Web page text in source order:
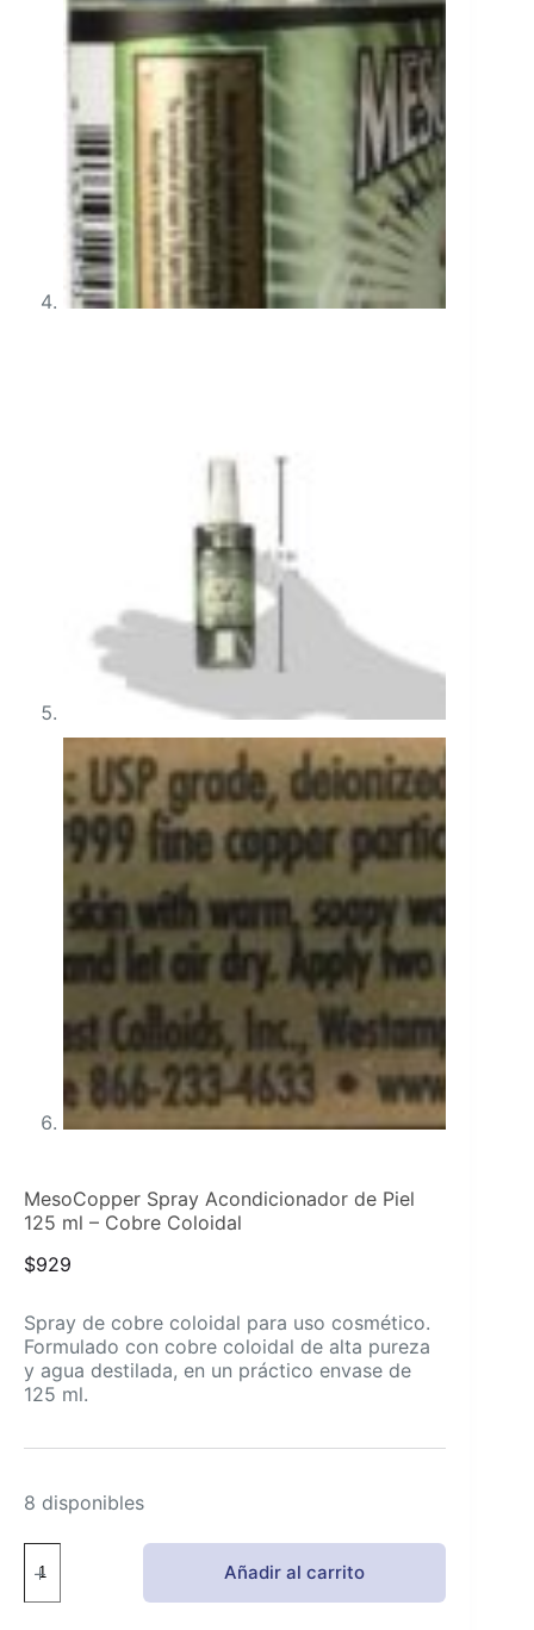
MesoCopper Spray Acondicionador de Piel
125 ml – Cobre Coloidal
$929
Spray de cobre coloidal para uso cosmético.
Formulado con cobre coloidal de alta pureza
y agua destilada, en un práctico envase de
125 ml.
8 disponibles
Spray
Acondicionador
Añadir al carrito